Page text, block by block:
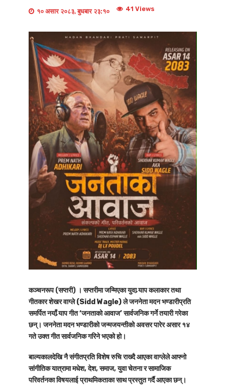
१० असार २०८३, बुधबार २३:१० 41 Views
कञ्चनरूप(सप्तरी) । सप्तरीमा जन्मिएका युवा र्‍याप कलाकार तथा
गीतकारशेखर वाग्ले (Sidd Wagle)ले जननेता मदन भण्डारीप्रति
समर्पित नयाँ र्‍याप गीत‘जनताको आवाज’सार्वजनिक गर्ने तयारी गरेका
छन्। जननेता मदन भण्डारीको जन्मजयन्तीको अवसर पारेर असार १४
गते उक्त गीत सार्वजनिक गरिने भएको हो।
बाल्यकालदेखि नै संगीतप्रति विशेष रुचि राख्दै आएका वाग्लेले आफ्नो
सांगीतिक यात्रामा मधेश, देश, समाज, युवा चेतना र सामाजिक
परिवर्तनका विषयलाई प्राथमिकताका साथ प्रस्तुत गर्दै आएका छन्।